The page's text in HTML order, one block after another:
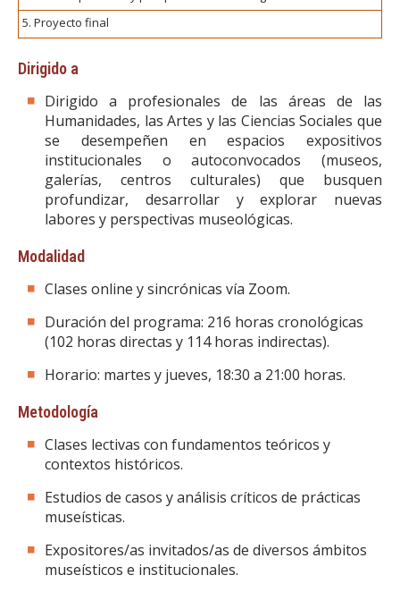
5. Proyecto final
Dirigido a
Dirigido a profesionales de las áreas de las
Humanidades, las Artes y las Ciencias Sociales que
se desempeñen en espacios expositivos
institucionales o autoconvocados (museos,
galerías, centros culturales) que busquen
profundizar, desarrollar y explorar nuevas
labores y perspectivas museológicas.
Modalidad
Clases online y sincrónicas vía Zoom.
Duración del programa: 216 horas cronológicas
(102 horas directas y 114 horas indirectas).
Horario: martes y jueves, 18:30 a 21:00 horas.
Metodología
Clases lectivas con fundamentos teóricos y
contextos históricos.
Estudios de casos y análisis críticos de prácticas
museísticas.
Expositores/as invitados/as de diversos ámbitos
museísticos e institucionales.